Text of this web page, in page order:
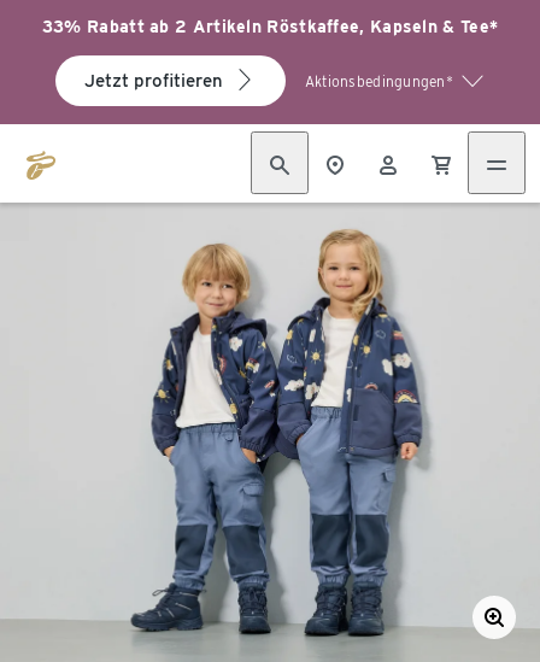
33% Rabatt ab 2 Artikeln Röstkaffee, Kapseln & Tee*
Jetzt profitieren Aktionsbedingungen*